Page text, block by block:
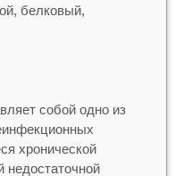
белковый,
собой одно из
хронической
недостаточной